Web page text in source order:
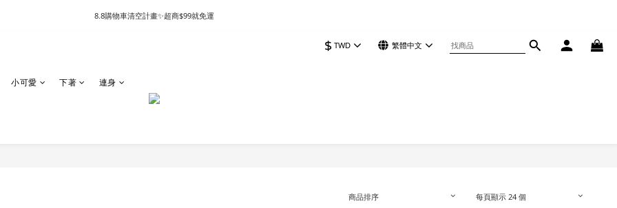
8.8購物車清空計畫✨超商$99就免運
$ TWD 繁體中文
小可愛 下著 連身
商品排序 每頁顯示 24 個